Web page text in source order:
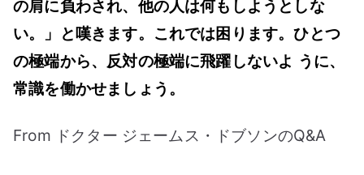
の肩に負わされ、他の人は何もしようとしな
い。」と嘆きます。これでは困ります。ひとつ
の極端から、反対の極端に飛躍しないよ うに、
常識を働かせましょう。
From ドクター ジェームス・ドブソンのQ&A